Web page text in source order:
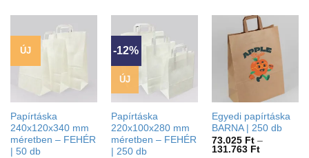
ÚJ
Papírtáska
240x120x340 mm
méretben – FEHÉR
| 50 db
-12%
ÚJ
Papírtáska
220x100x280 mm
méretben – FEHÉR
| 250 db
Egyedi papírtáska
BARNA | 250 db
73.025 Ft –
131.763 Ft